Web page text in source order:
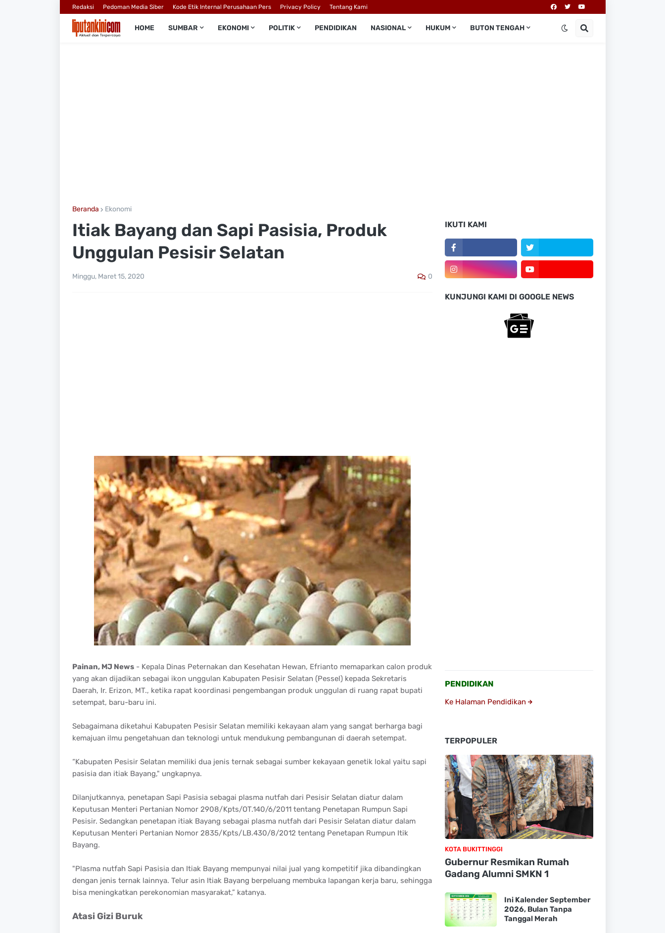
Redaksi Pedoman Media Siber Kode Etik Internal Perusahaan Pers Privacy Policy Tentang Kami
HOME SUMBAR EKONOMI POLITIK PENDIDIKAN NASIONAL HUKUM BUTON TENGAH
Beranda Ekonomi
Itiak Bayang dan Sapi Pasisia, Produk
Unggulan Pesisir Selatan
Minggu, Maret 15, 2020 0
Painan, MJ News- Kepala Dinas Peternakan dan Kesehatan Hewan, Efrianto memaparkan calon produk
yang akan dijadikan sebagai ikon unggulan Kabupaten Pesisir Selatan (Pessel) kepada Sekretaris
Daerah, Ir. Erizon, MT., ketika rapat koordinasi pengembangan produk unggulan di ruang rapat bupati
setempat, baru-baru ini.
Sebagaimana diketahui Kabupaten Pesisir Selatan memiliki kekayaan alam yang sangat berharga bagi
kemajuan ilmu pengetahuan dan teknologi untuk mendukung pembangunan di daerah setempat.
“Kabupaten Pesisir Selatan memiliki dua jenis ternak sebagai sumber kekayaan genetik lokal yaitu sapi
pasisia dan itiak Bayang," ungkapnya.
Dilanjutkannya, penetapan Sapi Pasisia sebagai plasma nutfah dari Pesisir Selatan diatur dalam
Keputusan Menteri Pertanian Nomor 2908/Kpts/OT.140/6/2011 tentang Penetapan Rumpun Sapi
Pesisir. Sedangkan penetapan itiak Bayang sebagai plasma nutfah dari Pesisir Selatan diatur dalam
Keputusan Menteri Pertanian Nomor 2835/Kpts/LB.430/8/2012 tentang Penetapan Rumpun Itik
Bayang.
"Plasma nutfah Sapi Pasisia dan Itiak Bayang mempunyai nilai jual yang kompetitif jika dibandingkan
dengan jenis ternak lainnya. Telur asin Itiak Bayang berpeluang membuka lapangan kerja baru, sehingga
bisa meningkatkan perekonomian masyarakat,” katanya.
Atasi Gizi Buruk
IKUTI KAMI
KUNJUNGI KAMI DI GOOGLE NEWS
PENDIDIKAN
Ke Halaman Pendidikan
TERPOPULER
KOTA BUKITTINGGI
Gubernur Resmikan Rumah
Gadang Alumni SMKN 1
Ini Kalender September
2026, Bulan Tanpa
Tanggal Merah